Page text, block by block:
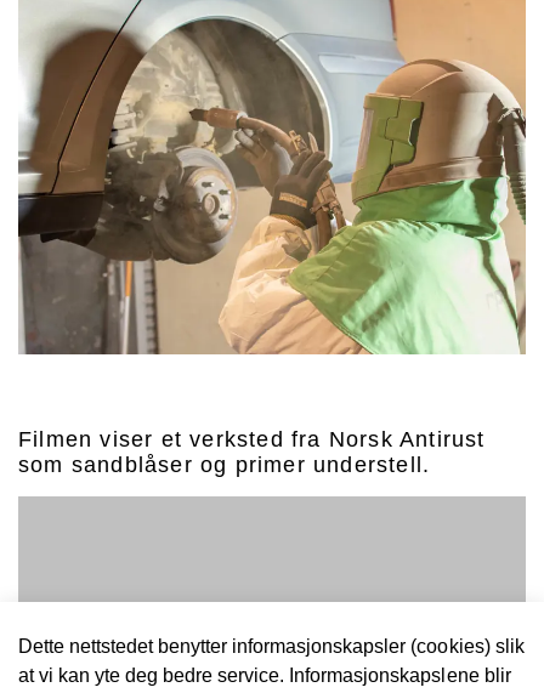
Filmen viser et verksted fra Norsk Antirust
som sandblåser og primer understell.
Dette nettstedet benytter informasjonskapsler (cookies) slik
at vi kan yte deg bedre service. Informasjonskapslene blir